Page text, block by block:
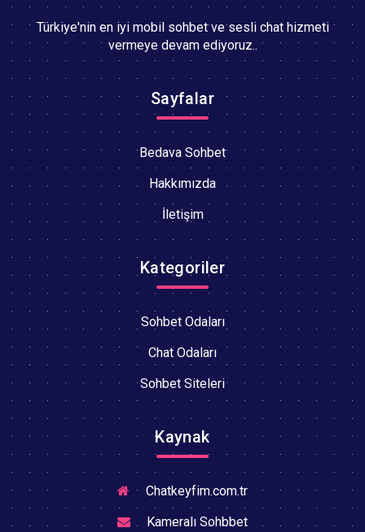
Türkiye'nin en iyi mobil sohbet ve sesli chat hizmeti
vermeye devam ediyoruz..
Sayfalar
Bedava Sohbet
Hakkımızda
İletişim
Kategoriler
Sohbet Odaları
Chat Odaları
Sohbet Siteleri
Kaynak
Chatkeyfim.com.tr
Kameralı Sohbbet